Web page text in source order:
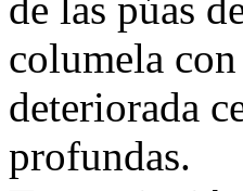
columela
deteriorada
profundas.